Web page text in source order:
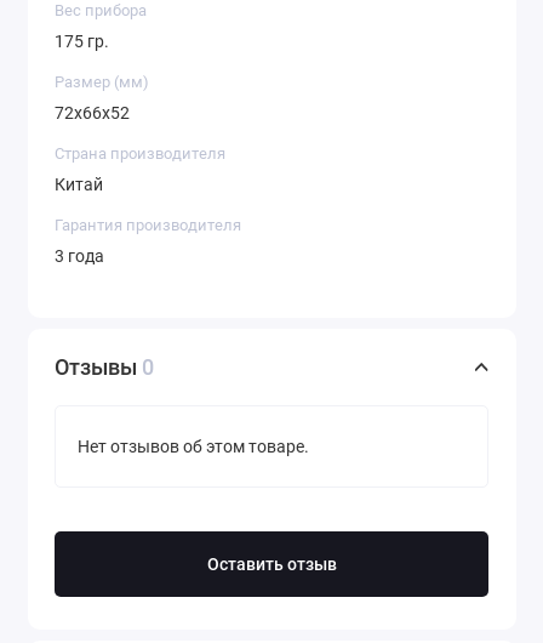
Вес прибора
175 гр.
Размер (мм)
72x66x52
Страна производителя
Китай
Гарантия производителя
3 года
Отзывы 0
Нет отзывов об этом товаре.
Оставить отзыв